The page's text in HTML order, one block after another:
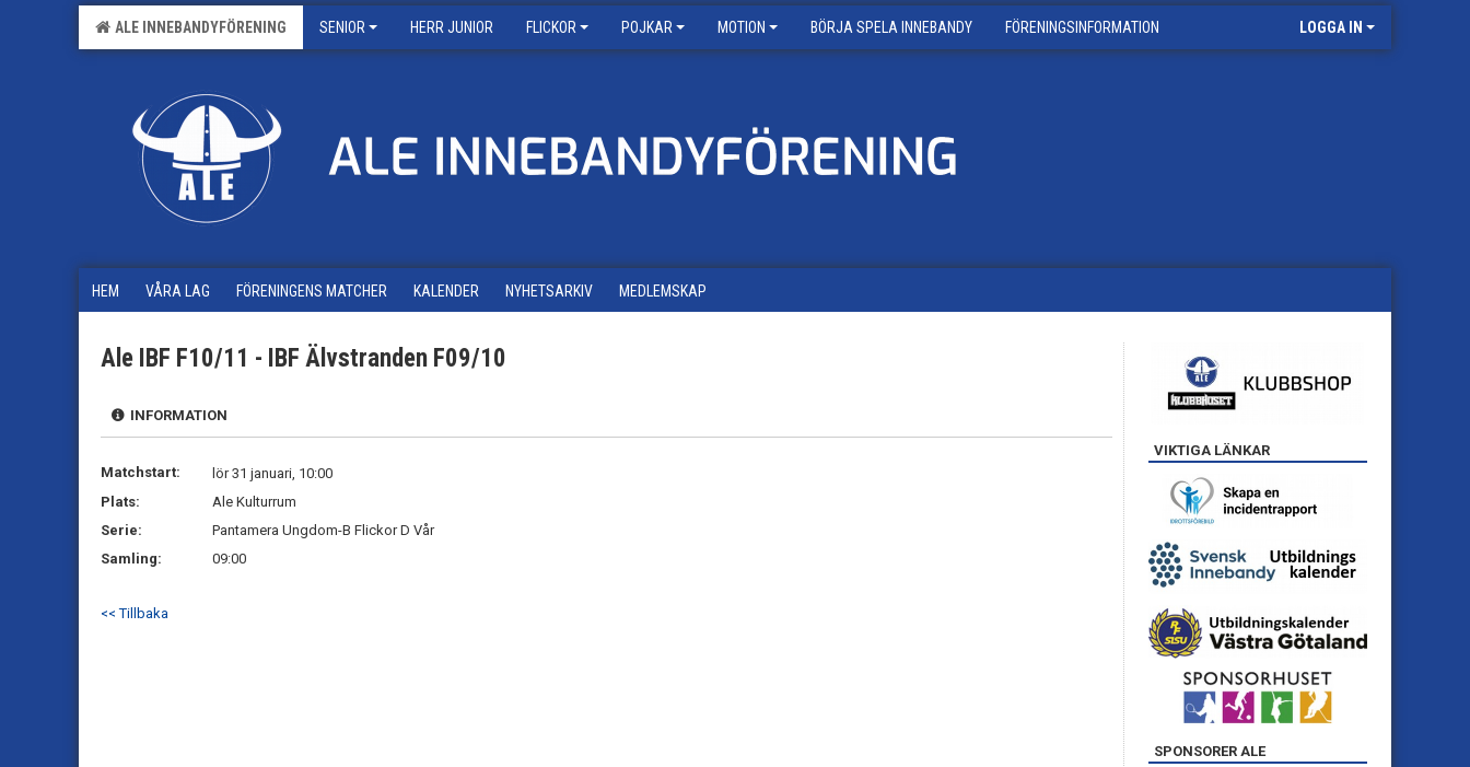
ALE INNEBANDYFÖRENING SENIOR HERR JUNIOR FLICKOR POJKAR MOTION BÖRJA SPELA INNEBANDY FÖRENINGSINFORMATION LOGGA IN
HEM VÅRA LAG FÖRENINGENS MATCHER KALENDER NYHETSARKIV MEDLEMSKAP
Ale IBF F10/11 - IBF Älvstranden F09/10
INFORMATION
Matchstart:
lör 31 januari, 10:00
Plats:
Ale Kulturrum
Serie:
Pantamera Ungdom-B Flickor D Vår
Samling:
09:00
<< Tillbaka
VIKTIGA LÄNKAR
SPONSORER ALE